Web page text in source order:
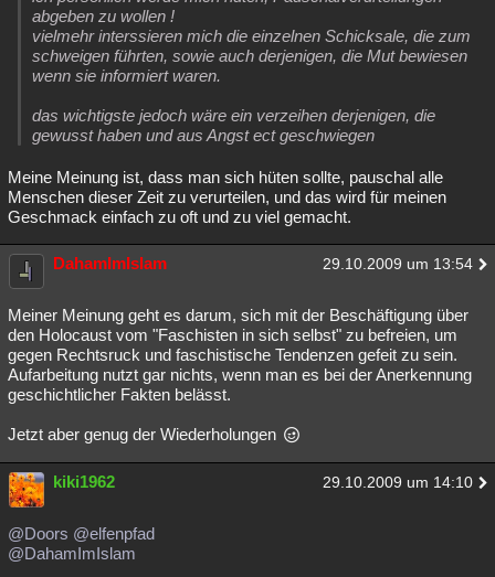
abgeben zu wollen !
vielmehr interssieren mich die einzelnen Schicksale, die zum
schweigen führten, sowie auch derjenigen, die Mut bewiesen
wenn sie informiert waren.
das wichtigste jedoch wäre ein verzeihen derjenigen, die
gewusst haben und aus Angst ect geschwiegen
Meine Meinung ist, dass man sich hüten sollte, pauschal alle
Menschen dieser Zeit zu verurteilen, und das wird für meinen
Geschmack einfach zu oft und zu viel gemacht.
DahamImIslam 29.10.2009 um 13:54
Meiner Meinung geht es darum, sich mit der Beschäftigung über
den Holocaust vom "Faschisten in sich selbst" zu befreien, um
gegen Rechtsruck und faschistische Tendenzen gefeit zu sein.
Aufarbeitung nutzt gar nichts, wenn man es bei der Anerkennung
geschichtlicher Fakten belässt.
Jetzt aber genug der Wiederholungen
kiki1962 29.10.2009 um 14:10
@Doors @elfenpfad
@DahamImIslam